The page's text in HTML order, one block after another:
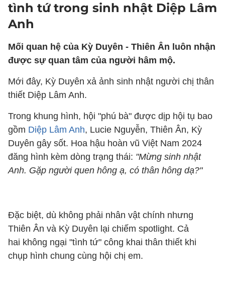
tình tứ trong sinh nhật Diệp Lâm
Anh
Mối quan hệ của Kỳ Duyên - Thiên Ân luôn nhận
được sự quan tâm của người hâm mộ.
Mới đây, Kỳ Duyên xả ảnh sinh nhật người chị thân
thiết Diệp Lâm Anh.
Trong khung hình, hội "phú bà" được dịp hội tụ bao
gồm Diệp Lâm Anh, Lucie Nguyễn, Thiên Ân, Kỳ
Duyên gây sốt. Hoa hậu hoàn vũ Việt Nam 2024
đăng hình kèm dòng trạng thái: "Mừng sinh nhật
Anh. Gặp người quen hông ạ, có thân hông dạ?"
Đặc biệt, dù không phải nhân vật chính nhưng
Thiên Ân và Kỳ Duyên lại chiếm spotlight. Cả
hai không ngại "tình tứ" công khai thân thiết khi
chụp hình chung cùng hội chị em.